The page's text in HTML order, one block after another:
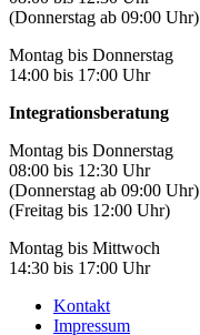
(Donnerstag ab 09:00 Uhr)
Montag bis Donnerstag
14:00 bis 17:00 Uhr
Integrationsberatung
Montag bis Donnerstag
08:00 bis 12:30 Uhr
(Donnerstag ab 09:00 Uhr)
(Freitag bis 12:00 Uhr)
Montag bis Mittwoch
14:30 bis 17:00 Uhr
Kontakt
Impressum